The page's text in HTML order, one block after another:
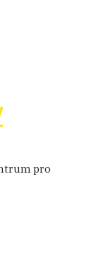
pro